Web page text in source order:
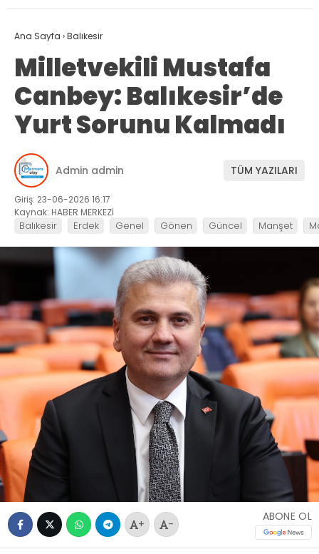
Ana Sayfa ›Balıkesir
Milletvekili Mustafa
Canbey: Balıkesir’de
Yurt Sorunu Kalmadı
Admin admin TÜM YAZILARI
Giriş: 23-06-2026 16:17
Kaynak: HABER MERKEZİ
Balıkesir Erdek Genel Gönen Güncel Manşet
+ -
ABONE OL